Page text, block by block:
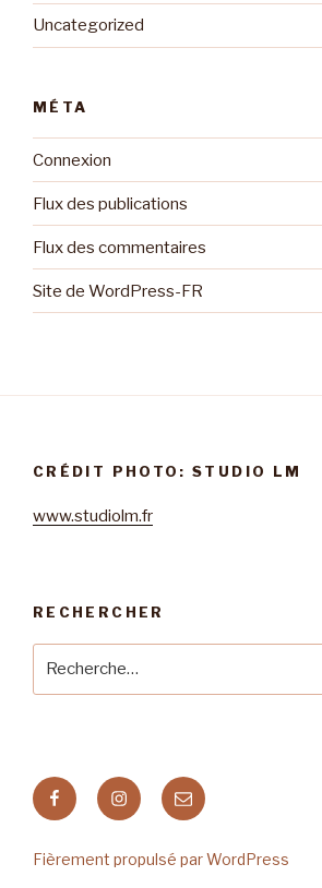
Uncategorized
MÉTA
Connexion
Flux des publications
Flux des commentaires
Site de WordPress-FR
CRÉDIT PHOTO: STUDIO LM
www.studiolm.fr
RECHERCHER
FacebookInstagram
E-
mail
Fièrement propulsé par WordPress